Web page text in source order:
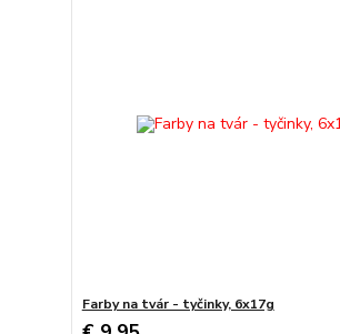
Farby na tvár - tyčinky, 6x17g